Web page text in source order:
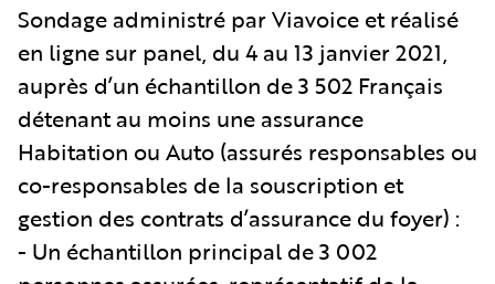
Sondage administré par Viavoice et réalisé
en ligne sur panel, du 4 au 13 janvier 2021,
auprès d’un échantillon de 3 502 Français
détenant au moins une assurance
Habitation ou Auto (assurés responsables ou
co-responsables de la souscription et
gestion des contrats d’assurance du foyer) :
- Un échantillon principal de 3 002